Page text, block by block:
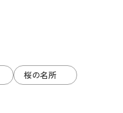
桜の名所